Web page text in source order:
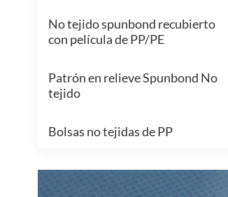
No tejido spunbond recubierto
con película de PP/PE
Patrón en relieve Spunbond No
tejido
Bolsas no tejidas de PP